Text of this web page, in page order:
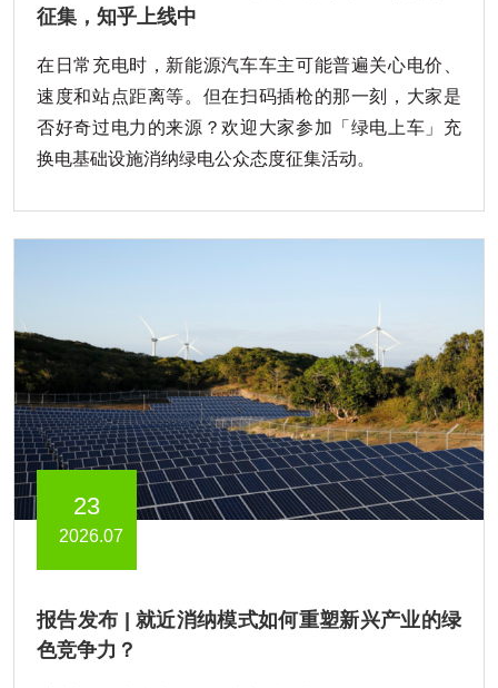
征集，知乎上线中
在日常充电时，新能源汽车车主可能普遍关心电价、
速度和站点距离等。但在扫码插枪的那一刻，大家是
否好奇过电力的来源？欢迎大家参加「绿电上车」充
换电基础设施消纳绿电公众态度征集活动。
23
2026.07
报告发布 | 就近消纳模式如何重塑新兴产业的绿
色竞争力？